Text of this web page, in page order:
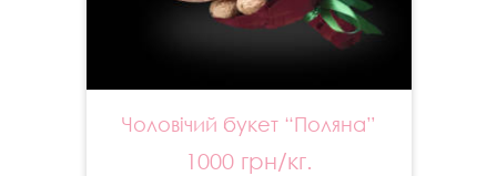
Чоловічий букет “Поляна”
1000 грн/кг.